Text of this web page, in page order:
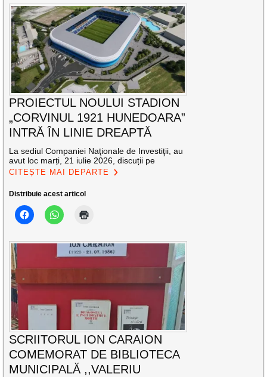
PROIECTUL NOULUI STADION
„CORVINUL 1921 HUNEDOARA”
INTRĂ ÎN LINIE DREAPTĂ
La sediul Companiei Naţionale de Investiţii, au
avut loc marți, 21 iulie 2026, discuții pe
CITEȘTE MAI DEPARTE
Distribuie acest articol
SCRIITORUL ION CARAION
COMEMORAT DE BIBLIOTECA
MUNICIPALĂ ,,VALERIU